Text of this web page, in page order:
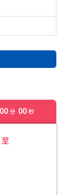
00 分 00 秒